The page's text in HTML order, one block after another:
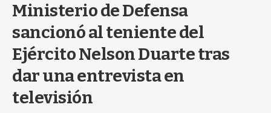
Ministerio de Defensa
sancionó al teniente del
Ejército Nelson Duarte tras
dar una entrevista en
televisión